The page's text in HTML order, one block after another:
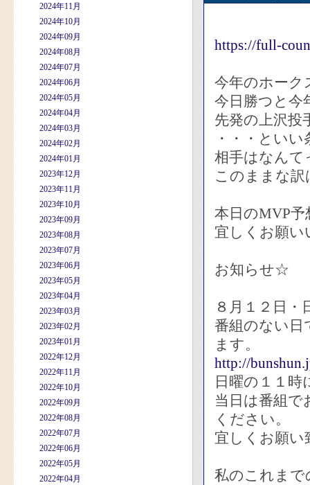
2024年11月
2024年10月
2024年09月
2024年08月
2024年07月
2024年06月
2024年05月
2024年04月
2024年03月
2024年02月
2024年01月
2023年12月
2023年11月
2023年10月
2023年09月
2023年08月
2023年07月
2023年06月
2023年05月
2023年04月
2023年03月
2023年02月
2023年01月
2022年12月
2022年11月
2022年10月
2022年09月
2022年08月
2022年07月
2022年06月
2022年05月
2022年04月
https://full-
今年のホーク
今日勝つと今
先発の上沢投
・・・とい
相手はなんて
このままな
本日のMVP
宜しくお願
お知らせ☆
８月１２日
番組のない
ます。
http://
日曜の１１
当日は番組
ください。
宜しくお願い
私のこれまで